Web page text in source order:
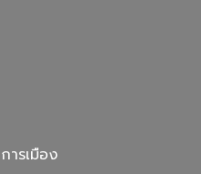
การเมือง